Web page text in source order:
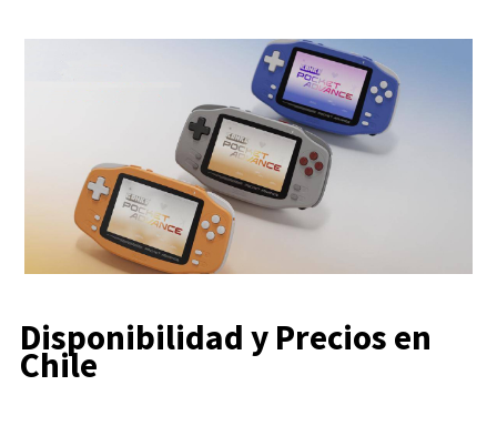
Disponibilidad y Precios en
Chile